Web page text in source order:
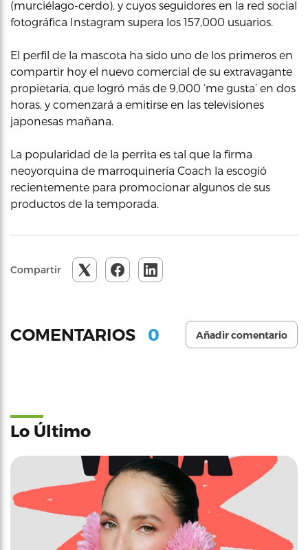
(murciélago-cerdo), y cuyos seguidores en la red social
fotográfica Instagram supera los 157,000 usuarios.
El perfil de la mascota ha sido uno de los primeros en
compartir hoy el nuevo comercial de su extravagante
propietaria, que logró más de 9,000 ‘me gusta’ en dos
horas, y comenzará a emitirse en las televisiones
japonesas mañana.
La popularidad de la perrita es tal que la firma
neoyorquina de marroquinería Coach la escogió
recientemente para promocionar algunos de sus
productos de la temporada.
Compartir
COMENTARIOS 0 Añadir comentario
Lo Último